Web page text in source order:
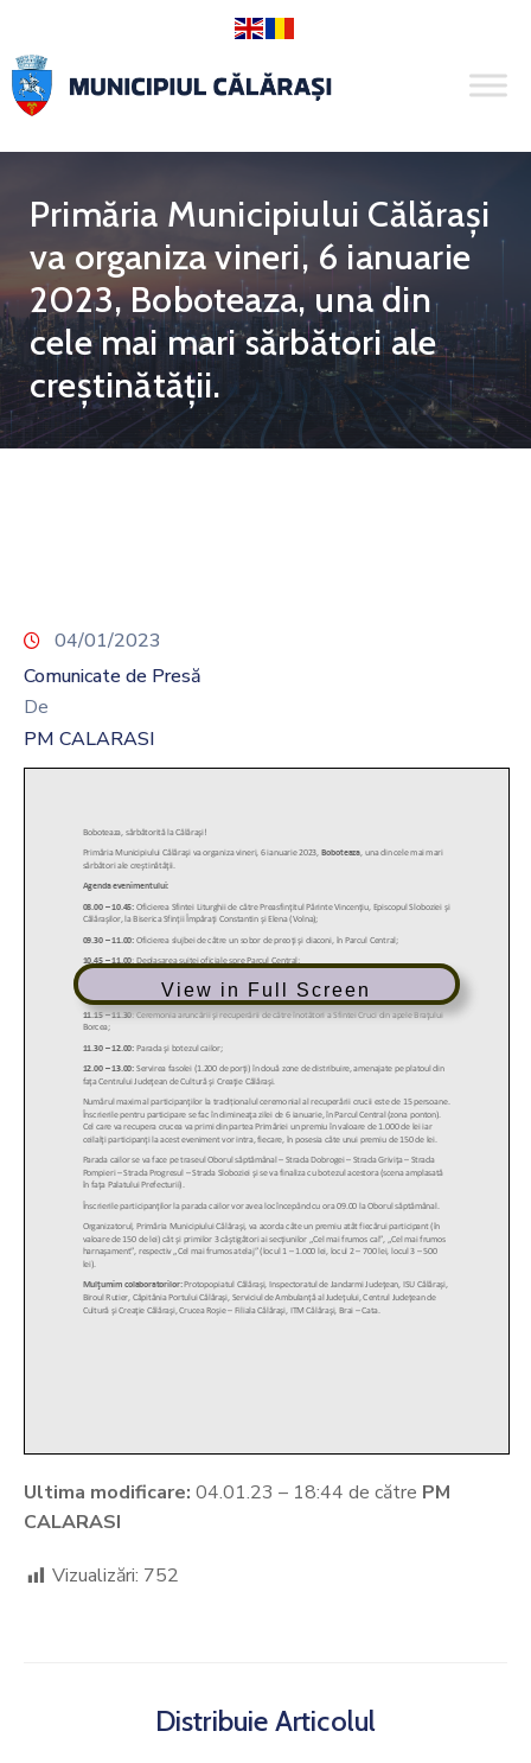
Primăria Municipiului Călăraşi
va organiza vineri, 6 ianuarie
2023, Boboteaza, una din
cele mai mari sărbători ale
creştinătăţii.
04/01/2023
Comunicate de Presă
De
PM CALARASI
View in Full Screen
Ultima modificare: 04.01.23 – 18:44 de către PM
CALARASI
Vizualizări: 752
Distribuie Articolul